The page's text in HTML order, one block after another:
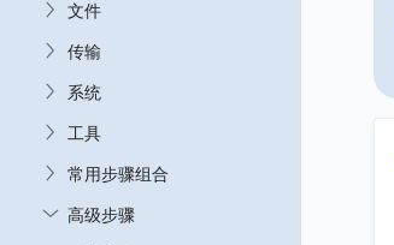
文件
传输
系统
工具
常用步骤组合
高级步骤